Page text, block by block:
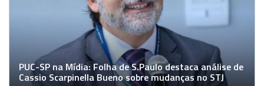
PUC-SP na Mídia: Folha de S.Paulo destaca análise de
Cassio Scarpinella Bueno sobre mudanças no STJ